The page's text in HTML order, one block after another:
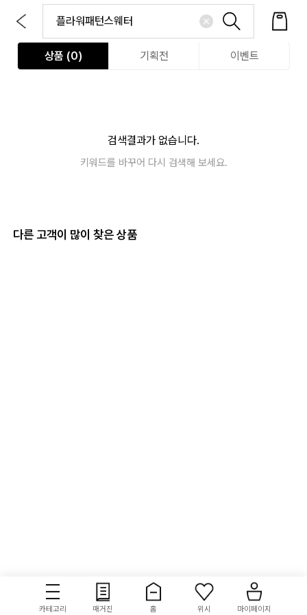
상품 (0) 기획전 이벤트
검색결과가 없습니다.
키워드를 바꾸어 다시 검색해 보세요.
다른 고객이 많이 찾은 상품
카테고리 매거진 홈 위시 마이페이지